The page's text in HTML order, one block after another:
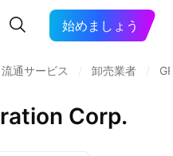
始めましょう
流通サービス 卸売業者
Corp.